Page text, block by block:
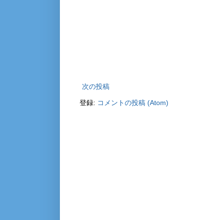
次の投稿
登録: コメントの投稿 (Atom)